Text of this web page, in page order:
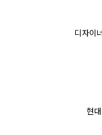
디자이
현